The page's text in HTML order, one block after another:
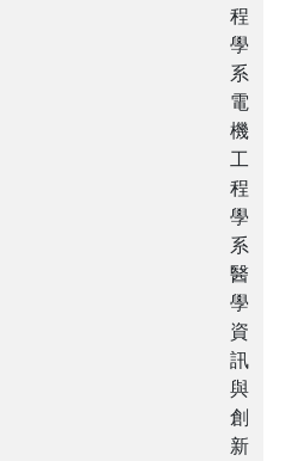
程
學
系
電
機
工
程
學
系
醫
學
資
訊
與
創
新